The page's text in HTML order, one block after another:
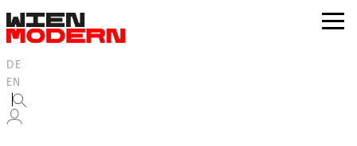
springen
zur
DE
EN